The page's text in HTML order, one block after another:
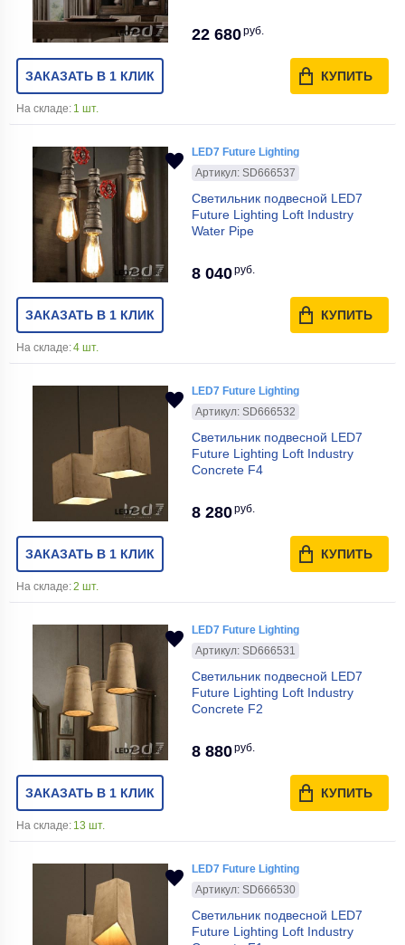
22 680руб.
ЗАКАЗАТЬ В 1 КЛИК КУПИТЬ
На складе: 1 шт.
LED7 Future Lighting
Артикул: SD666537
Светильник подвесной LED7
Future Lighting Loft Industry
Water Pipe
8 040руб.
ЗАКАЗАТЬ В 1 КЛИК КУПИТЬ
На складе:4 шт.
LED7 Future Lighting
Артикул: SD666532
Светильник подвесной LED7
Future Lighting Loft Industry
Concrete F4
8 280руб.
ЗАКАЗАТЬ В 1 КЛИК КУПИТЬ
На складе:2 шт.
LED7 Future Lighting
Артикул: SD666531
Светильник подвесной LED7
Future Lighting Loft Industry
Concrete F2
8 880руб.
ЗАКАЗАТЬ В 1 КЛИК КУПИТЬ
На складе: 13 шт.
LED7 Future Lighting
Артикул: SD666530
Светильник подвесной LED7
Future Lighting Loft Industry